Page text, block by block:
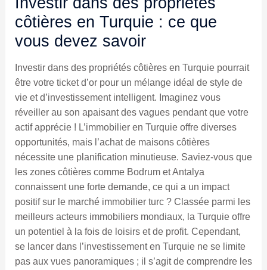
côtières en Turquie : ce que
vous devez savoir
Investir dans des propriétés côtières en Turquie pourrait
être votre ticket d’or pour un mélange idéal de style de
vie et d’investissement intelligent. Imaginez vous
réveiller au son apaisant des vagues pendant que votre
actif apprécie ! L’immobilier en Turquie offre diverses
opportunités, mais l’achat de maisons côtières
nécessite une planification minutieuse. Saviez-vous que
les zones côtières comme Bodrum et Antalya
connaissent une forte demande, ce qui a un impact
positif sur le marché immobilier turc ? Classée parmi les
meilleurs acteurs immobiliers mondiaux, la Turquie offre
un potentiel à la fois de loisirs et de profit. Cependant,
se lancer dans l’investissement en Turquie ne se limite
pas aux vues panoramiques ; il s’agit de comprendre les